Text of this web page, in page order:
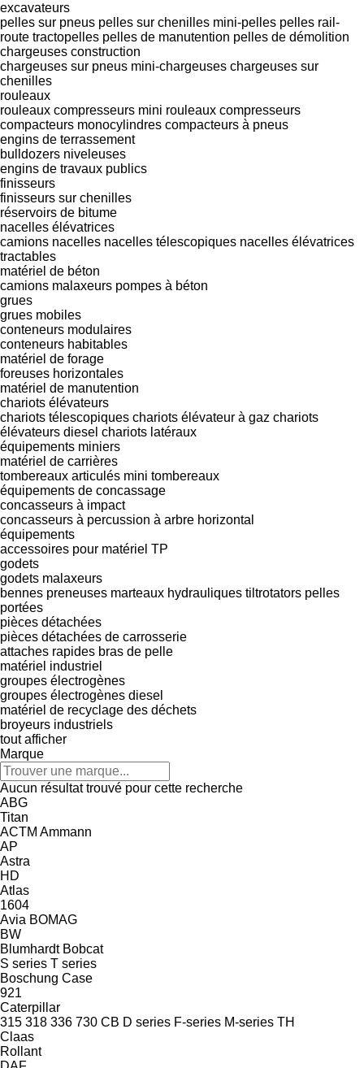
excavateurs
pelles sur pneus pelles sur chenilles mini-pelles pelles rail-
route tractopelles pelles de manutention pelles de démolition
chargeuses construction
chargeuses sur pneus mini-chargeuses chargeuses sur
chenilles
rouleaux
rouleaux compresseurs mini rouleaux compresseurs
compacteurs monocylindres compacteurs à pneus
engins de terrassement
bulldozers niveleuses
engins de travaux publics
finisseurs
finisseurs sur chenilles
réservoirs de bitume
nacelles élévatrices
camions nacelles nacelles télescopiques nacelles élévatrices
tractables
matériel de béton
camions malaxeurs pompes à béton
grues
grues mobiles
conteneurs modulaires
conteneurs habitables
matériel de forage
foreuses horizontales
matériel de manutention
chariots élévateurs
chariots télescopiques chariots élévateur à gaz chariots
élévateurs diesel chariots latéraux
équipements miniers
matériel de carrières
tombereaux articulés mini tombereaux
équipements de concassage
concasseurs à impact
concasseurs à percussion à arbre horizontal
équipements
accessoires pour matériel TP
godets
godets malaxeurs
bennes preneuses marteaux hydrauliques tiltrotators pelles
portées
pièces détachées
pièces détachées de carrosserie
attaches rapides bras de pelle
matériel industriel
groupes électrogènes
groupes électrogènes diesel
matériel de recyclage des déchets
broyeurs industriels
tout afficher
Marque
Aucun résultat trouvé pour cette recherche
ABG
Titan
ACTM Ammann
AP
Astra
HD
Atlas
1604
Avia BOMAG
BW
Blumhardt Bobcat
S series T series
Boschung Case
921
Caterpillar
315 318 336 730 CB D series F-series M-series TH
Claas
Rollant